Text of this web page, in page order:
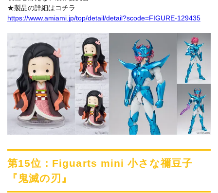
★製品の詳細はコチラ
https://www.amiami.jp/top/detail/detail?scode=FIGURE-129435
第15位：Figuarts mini 小さな禰豆子
『鬼滅の刃』